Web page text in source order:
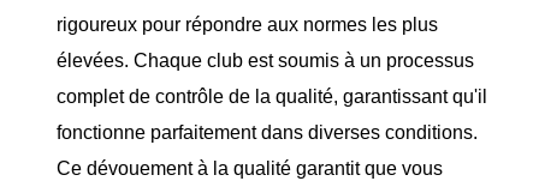
rigoureux pour répondre aux normes les plus
élevées. Chaque club est soumis à un processus
complet de contrôle de la qualité, garantissant qu'il
fonctionne parfaitement dans diverses conditions.
Ce dévouement à la qualité garantit que vous